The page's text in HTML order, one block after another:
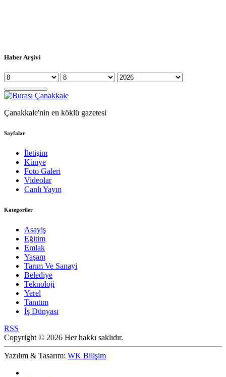
Haber Arşivi
Çanakkale'nin en köklü gazetesi
Sayfalar
İletişim
Künye
Foto Galeri
Videolar
Canlı Yayın
Kategoriler
Asayiş
Eğitim
Emlak
Yaşam
Tarım Ve Sanayi
Belediye
Teknoloji
Yerel
Tanıtım
İş Dünyası
RSS
Copyright © 2026 Her hakkı saklıdır.
Yazılım & Tasarım: WK Bilişim